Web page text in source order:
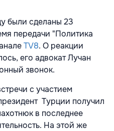
были сделаны 23
передачи "Политика
TV8. О реакции
его адвокат Лучан
звонок.
с участием
Турции получил
в последнее
На этой же